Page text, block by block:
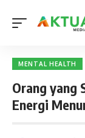
MENTAL HEALTH
Orang yang
Energi